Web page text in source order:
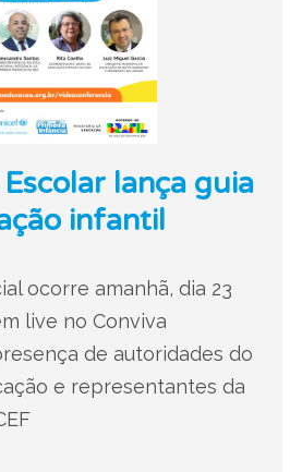
lança guia
infantil
ocorre amanhã, dia 23
live no Conviva
de autoridades do
e representantes da